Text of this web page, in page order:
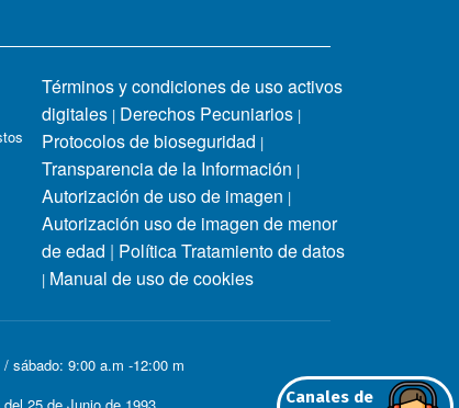
Canales de
Términos y condiciones de uso activos
digitales | Derechos Pecuniarios |
Protocolos de bioseguridad |
Transparencia de la Información |
Autorización de uso de imagen |
Autorización uso de imagen de menor
de edad | Política Tratamiento de datos
| Manual de uso de cookies
sábado: 9:00 a.m -12:00 m